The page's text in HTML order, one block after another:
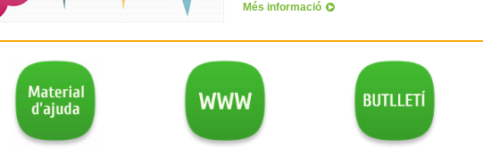
Més informació